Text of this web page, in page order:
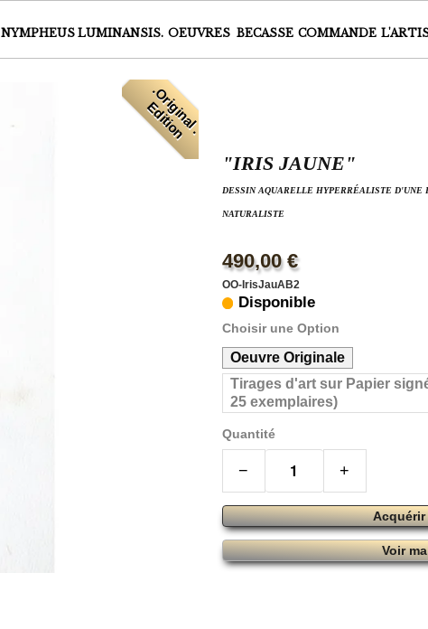
NYMPHEUS LUMINANSIS. OEUVRES BECASSE COMMANDE
.
O
r
i
g
i
n
a
l
.
E
d
i
t
i
o
n
"IRIS JAUNE"
DESSIN AQUARELLE HYPERRÉALISTE
NATURALISTE
490,00 €
OO-IrisJauAB2
Disponible
Choisir une Option
Oeuvre Originale
Tirages d'art sur Papier
25 exemplaires)
Quantité
− +
Acquérir
Voir